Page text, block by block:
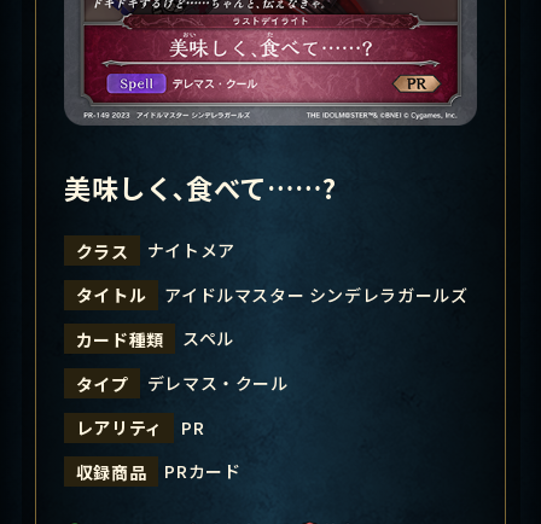
美味しく､食べて……?
クラス
ナイトメア
タイトル
アイドルマスター シンデレラガールズ
カード種類
スペル
タイプ
デレマス・クール
レアリティ
PR
収録商品
PRカード